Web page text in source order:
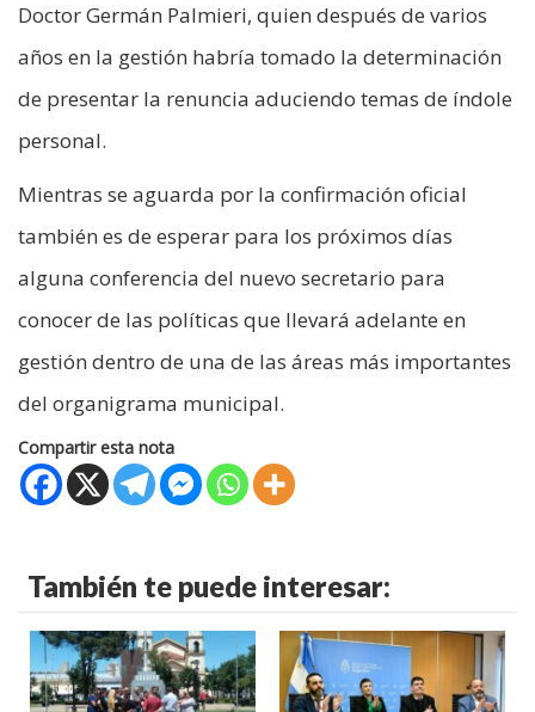
Doctor Germán Palmieri, quien después de varios
años en la gestión habría tomado la determinación
de presentar la renuncia aduciendo temas de índole
personal.
Mientras se aguarda por la confirmación oficial
también es de esperar para los próximos días
alguna conferencia del nuevo secretario para
conocer de las políticas que llevará adelante en
gestión dentro de una de las áreas más importantes
del organigrama municipal.
Compartir esta nota
También te puede interesar: